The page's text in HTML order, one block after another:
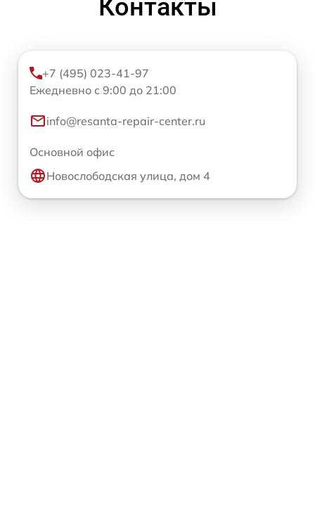
Контакты
+7 (495) 023-41-97
Ежедневно с 9:00 до 21:00
info@resanta-repair-center.ru
Основной офис
Новослободская улица, дом 4